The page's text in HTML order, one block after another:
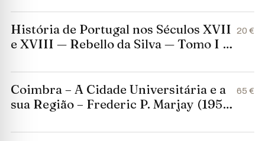
História de Portugal nos Séculos XVII
e XVIII — Rebello da Silva — Tomo I —
20 €
Coimbra – A Cidade Universitária e a
sua Região – Frederic P. Marjay (1959)
65 €